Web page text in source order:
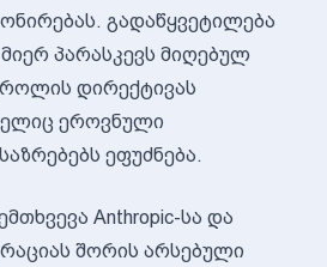
გადაწყვეტილება
პარასკევს მიღებულ
დირექტივას
ეროვნული
ეფუძნება.
Anthropic-სა და
შორის არსებული